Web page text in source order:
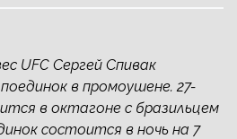
UFC Сергей Спивак
в промоушене. 27-
в октагоне с бразильцем
состоится в ночь на 7